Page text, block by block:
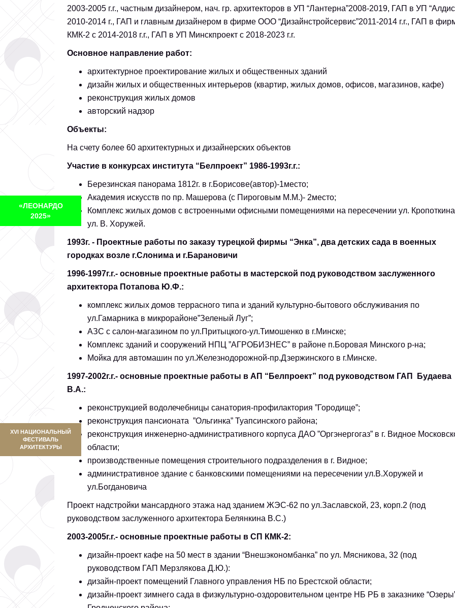
«ЛЕОНАРДО
2025»
XVI НАЦИОНАЛЬНЫЙ
ФЕСТИВАЛЬ
АРХИТЕКТУРЫ
2003-2005 г.г., частным дизайнером, нач. гр. архитекторов в УП “Лантерна”2008-2019, ГАП в УП
2010-2014 г., ГАП и главным дизайнером в фирме ООО “Дизайнстройсервис”2011-2014 г.г., ГАП в
КМК-2 с 2014-2018 г.г., ГАП в УП Минскпроект с 2018-2023 г.г.
Основное направление работ:
архитектурное проектирование жилых и общественных зданий
дизайн жилых и общественных интерьеров (квартир, жилых домов, офисов, магазинов, кафе)
реконструкция жилых домов
авторский надзор
Объекты:
На счету более 60 архитектурных и дизайнерских объектов
Участие в конкурсах института “Белпроект” 1986-1993г.г.:
Березинская панорама 1812г. в г.Борисове(автор)-1место;
Академия искусств по пр. Машерова (с Пироговым М.М.)- 2место;
Комплекс жилых домов с встроенными офисными помещениями на пересечении ул.
ул. В. Хоружей.
1993г. - Проектные работы по заказу турецкой фирмы “Энка”, два детских сада в военных
городках возле г.Слонима и г.Барановичи
1996-1997г.г.- основные проектные работы в мастерской под руководством заслуженного
архитектора Потапова Ю.Ф.:
комплекс жилых домов террасного типа и зданий культурно-бытового обслуживания по
ул.Гамарника в микрорайоне”Зеленый Луг”;
АЗС с салон-магазином по ул.Притыцкого-ул.Тимошенко в г.Минске;
Комплекс зданий и сооружений НПЦ ”АГРОБИЗНЕС” в районе п.Боровая Минского р-на;
Мойка для автомашин по ул.Железнодорожной-пр.Дзержинского в г.Минске.
1997-2002г.г.- основные проектные работы в АП “Белпроект” под руководством ГАП Будаева
В.А.:
реконструкцией водолечебницы санатория-профилактория ”Городище”;
реконструкция пансионата ”Ольгинка” Туапсинского района;
реконструкция инженерно-административного корпуса ДАО ”Оргэнергогаз” в г. Видное
области;
производственные помещения строительного подразделения в г. Видное;
административное здание с банковскими помещениями на пересечении ул.В.Хоружей и
ул.Богдановича
Проект надстройки мансардного этажа над зданием ЖЭС-62 по ул.Заславской, 23, корп.2 (под
руководством заслуженного архитектора Белянкина В.С.)
2003-2005г.г.- основные проектные работы в СП КМК-2:
дизайн-проект кафе на 50 мест в здании “Внешэкономбанка” по ул. Мясникова, 32 (под
руководством ГАП Мерзлякова Д.Ю.):
дизайн-проект помещений Главного управления НБ по Брестской области;
дизайн-проект зимнего сада в физкультурно-оздоровительном центре НБ РБ в заказнике